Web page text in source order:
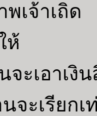
าพเจ้า
ห้
เอาเงิน
จะเรียก